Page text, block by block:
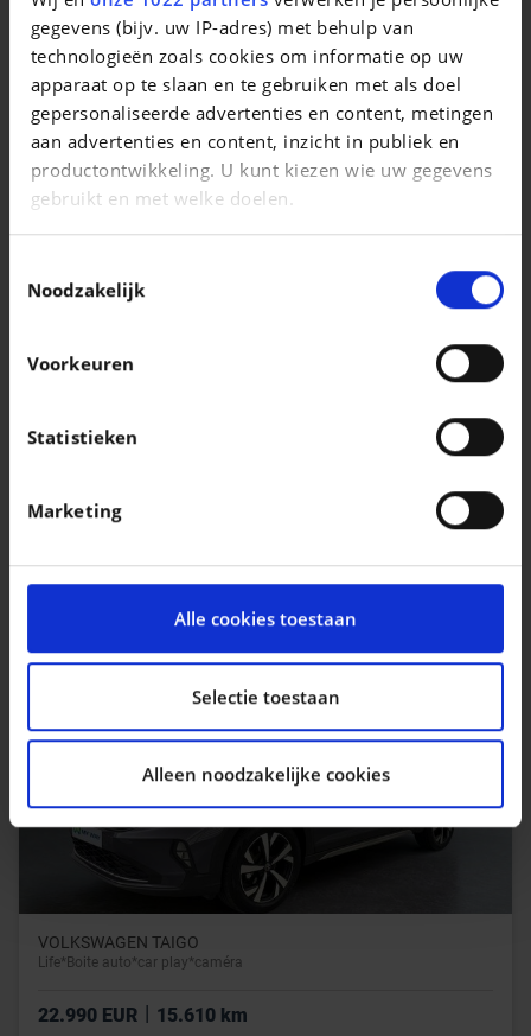
gegevens (bijv. uw IP-adres) met behulp van
technologieën zoals cookies om informatie op uw
apparaat op te slaan en te gebruiken met als doel
gepersonaliseerde advertenties en content, metingen
aan advertenties en content, inzicht in publiek en
productontwikkeling. U kunt kiezen wie uw gegevens
gebruikt en met welke doelen.
Informatie verzamelen over uw geografische
locatie, die tot een paar meter nauwkeurig kan zijn
Uw apparaat identificeren door het actief te
scannen op specifieke eigenschappen
Lees meer over hoe uw persoonlijke gegevens worden
detailgedeelte
in. U kunt uw toestemming op elk moment wijzigen of
intrekken in de Cookieverklaring.
personaliseren, om functies voor social media te
bieden en om ons websiteverkeer te analyseren. Ook
delen we informatie over uw gebruik van onze site met
onze partners voor social media, adverteren en
combineren met andere informatie die u aan ze heeft
verstrekt of die ze hebben verzameld op basis van uw
gebruik van hun services.
Noodzakelijk
Voorkeuren
Statistieken
Marketing
Alle cookies toestaan
Selectie toestaan
Alleen noodzakelijke cookies
$$/fr/911 Turbo S
304.031 EUR |
VOLKSWAGEN TAIGO
Life*Boite auto*car play*caméra
22.990 EUR | 15.610 km